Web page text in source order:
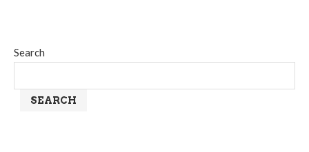
Search
SEARCH